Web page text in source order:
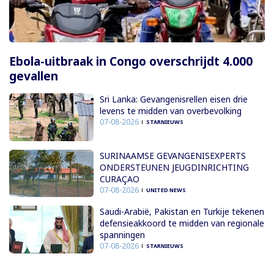
Ebola-uitbraak in Congo overschrijdt 4.000
gevallen
Sri Lanka: Gevangenisrellen eisen drie
levens te midden van overbevolking
07-08-2026 STARNIEUWS
SURINAAMSE GEVANGENISEXPERTS
ONDERSTEUNEN JEUGDINRICHTING
CURAÇAO
07-08-2026 UNITED NEWS
Saudi-Arabië, Pakistan en Turkije tekenen
defensieakkoord te midden van regionale
spanningen
07-08-2026 STARNIEUWS